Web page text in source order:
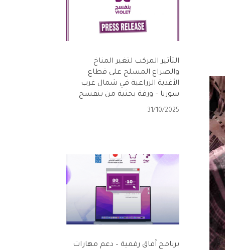
التأثير المركب لتغير المناخ
والصراع المسلح على قطاع
الأغذية الزراعية في شمال غرب
سوريا – ورقة بحثية من بنفسج
31/10/2025
برنامج آفاق رقمية – دعم مهارات